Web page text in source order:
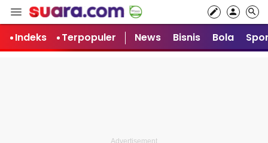
Indeks Terpopuler News Bisnis Bola